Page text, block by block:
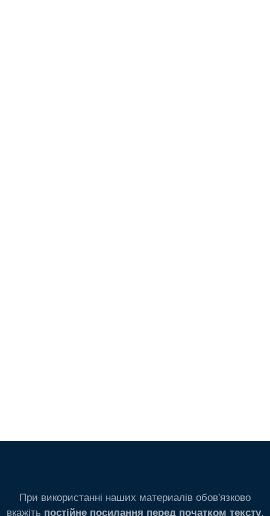
При використанні наших материалів обов'язково
вкажіть постійне посилання перед початком тексту.